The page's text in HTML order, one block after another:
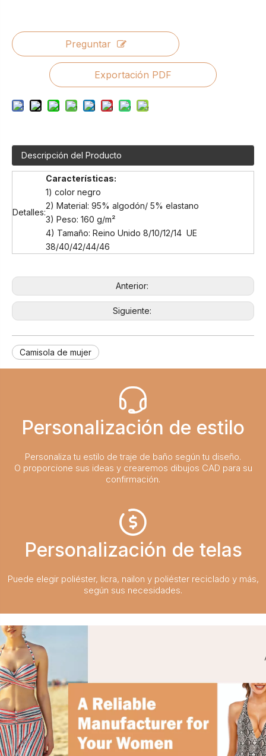
Preguntar
Exportación PDF
Descripción del Producto
Detalles:
Características:
1) color negro
2) Material: 95% algodón/ 5% elastano
3) Peso: 160 g/m²
4) Tamaño: Reino Unido 8/10/12/14 UE
38/40/42/44/46
Anterior:
Siguiente:
Camisola de mujer
Personalización de estilo
Personaliza tu estilo de traje de baño según tu diseño.
O proporcione sus ideas y crearemos dibujos CAD para su
confirmación.
Personalización de telas
Puede elegir poliéster, licra, nailon y poliéster reciclado y más,
según sus necesidades.